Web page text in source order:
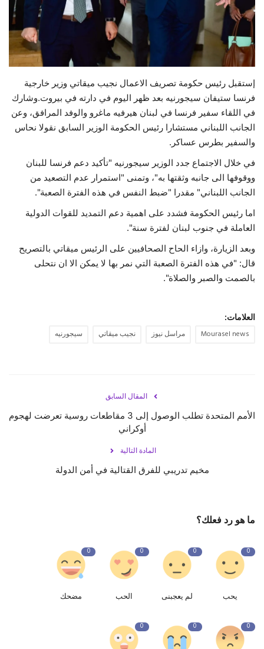
إستقبل رئيس حكومة تصريف الاعمال نجيب ميقاتي وزير خارجية
فرنسا ستيفان سيجورنيه بعد ظهر اليوم في دارته في بيروت.وشارك
في اللقاء سفير فرنسا في لبنان هيرفيه ماغرو والوفد المرافق، وعن
الجانب اللبناني مستشارا رئيس الحكومة الوزير السابق نقولا نحاس
والسفير بطرس عساكر.
في خلال الاجتماع جدد الوزير سيجورنيه "تأكيد دعم فرنسا للبنان
ووقوفها الى جانبه وثقتها به"، وتمنى "استمرار عدم التصعيد من
الجانب اللبناني" مقدرا "ضبط النفس في هذه الفترة الصعبة".
اما رئيس الحكومة فشدد على اهمية دعم التمديد للقوات الدولية
العاملة في جنوب لبنان لفترة سنة".
وبعد الزيارة، وازاء الحاح الصحافيين على الرئيس ميقاتي بالتصريح
قال: "في هذه الفترة الصعبة التي نمر بها لا يمكن الا ان نتحلى
بالصمت والصبر والصلاة".
العلامات:
Mourasel news مراسل نيوز نجيب ميقاتي سيجورنيه
المقال السابق
الأمم المتحدة تطلب الوصول إلى 3 مقاطعات روسية تعرضت لهجوم
أوكراني
المادة التالية
مخيم تدريبي للفرق القتالية في أمن الدولة
ما هو رد فعلك؟
0
يحب
0
لم يعجبنى
0
الحب
0
مضحك
0
0
0